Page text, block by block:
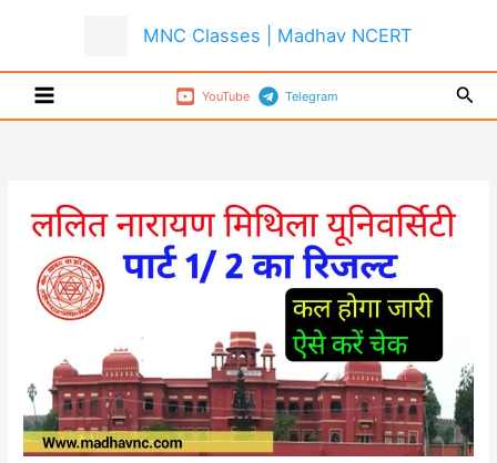
MNC Classes | Madhav NCERT
YouTube Telegram